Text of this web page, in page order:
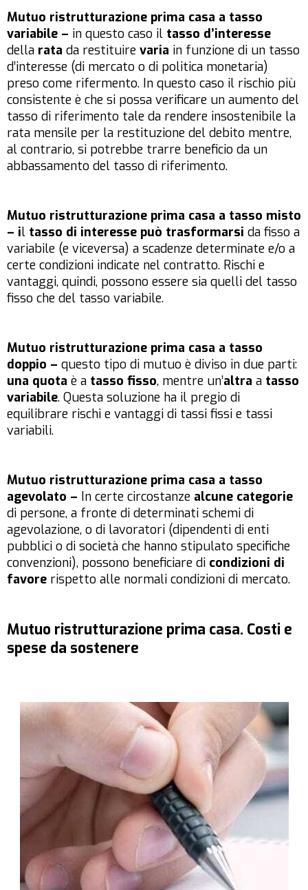
Mutuo ristrutturazione prima casa a tasso
variabile – in questo caso il tasso d’interesse
della rata da restituire varia in funzione di un tasso
d’interesse (di mercato o di politica monetaria)
preso come rifermento. In questo caso il rischio più
consistente è che si possa verificare un aumento del
tasso di riferimento tale da rendere insostenibile la
rata mensile per la restituzione del debito mentre,
al contrario, si potrebbe trarre beneficio da un
abbassamento del tasso di riferimento.
Mutuo ristrutturazione prima casa a tasso misto
– il tasso di interesse può trasformarsi da fisso a
variabile (e viceversa) a scadenze determinate e/o a
certe condizioni indicate nel contratto. Rischi e
vantaggi, quindi, possono essere sia quelli del tasso
fisso che del tasso variabile.
Mutuo ristrutturazione prima casa a tasso
doppio – questo tipo di mutuo è diviso in due parti:
una quota è a tasso fisso, mentre un’altra a tasso
variabile. Questa soluzione ha il pregio di
equilibrare rischi e vantaggi di tassi fissi e tassi
variabili.
Mutuo ristrutturazione prima casa a tasso
agevolato – In certe circostanze alcune categorie
di persone, a fronte di determinati schemi di
agevolazione, o di lavoratori (dipendenti di enti
pubblici o di società che hanno stipulato specifiche
convenzioni), possono beneficiare di condizioni di
favore rispetto alle normali condizioni di mercato.
Mutuo ristrutturazione prima casa. Costi e
spese da sostenere